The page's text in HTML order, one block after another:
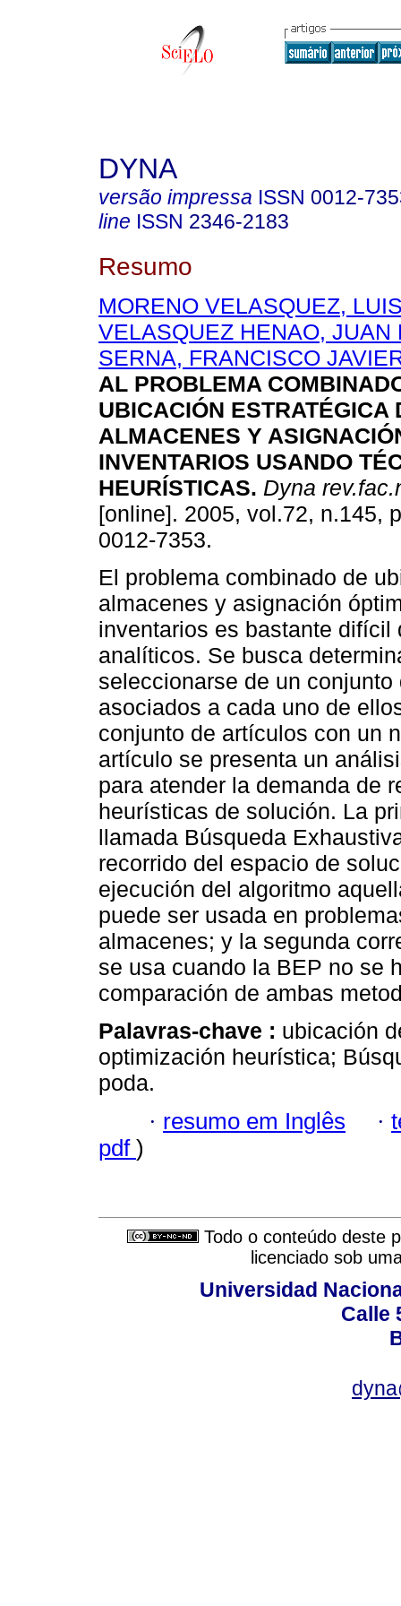
DYNA
versão impressa ISSN 0012-
line ISSN 2346-2183
Resumo
MORENO VELASQUEZ,
VELASQUEZ HENAO, JUAN
SERNA, FRANCISCO
AL PROBLEMA
UBICACIÓN ESTRATÉGICA
ALMACENES Y
INVENTARIOS USANDO
HEURÍSTICAS. Dyna
[online]. 2005, vol.72, n.145,
0012-7353.
El problema combinado de
almacenes y asignación
inventarios es bastante difícil
analíticos. Se busca
seleccionarse de un
asociados a cada uno de
conjunto de artículos con un
artículo se presenta un
para atender la demanda de
heurísticas de solución. La
llamada Búsqueda
recorrido del espacio de
ejecución del algoritmo
puede ser usada en
almacenes; y la segunda
se usa cuando la BEP no se
comparación de ambas
Palavras-chave : ubicación
optimización heurística;
poda.
· resumo em Inglês ·
pdf )
Todo o conteúdo deste
licenciado sob
Universidad
Calle